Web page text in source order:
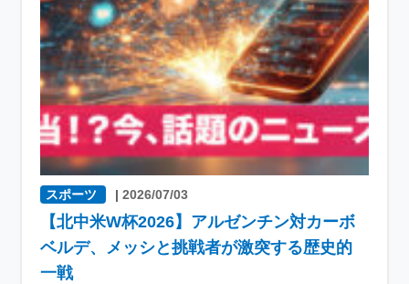
スポーツ |2026/07/03
【北中米W杯2026】アルゼンチン対カーボ
ベルデ、メッシと挑戦者が激突する歴史的
一戦